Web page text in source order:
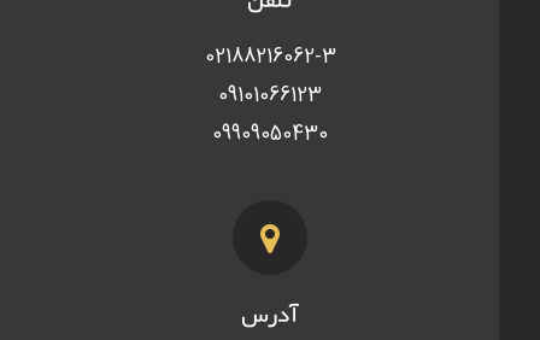
02188216062-3
09101066123
09909050430
آدرس